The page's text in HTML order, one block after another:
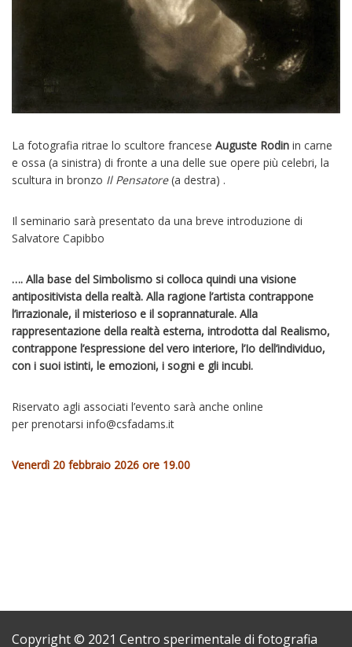
La fotografia ritrae lo scultore francese Auguste Rodin in carne
e ossa (a sinistra) di fronte a una delle sue opere più celebri, la
scultura in bronzo Il Pensatore(a destra) .
Il seminario sarà presentato da una breve introduzione di
Salvatore Capibbo
…. Alla base del Simbolismo si colloca quindi una visione
antipositivista della realtà. Alla ragione l’artista contrappone
l’irrazionale, il misterioso e il soprannaturale. Alla
rappresentazione della realtà esterna, introdotta dal Realismo,
contrappone l’espressione del vero interiore, l’Io dell’individuo,
con i suoi istinti, le emozioni, i sogni e gli incubi.
Riservato agli associati l’evento sarà anche online
per prenotarsi info@csfadams.it
Venerdì 20 febbraio 2026 ore 19.00
Copyright © 2021 Centro sperimentale di fotografia